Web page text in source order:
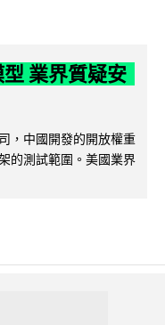
業界質疑安
，中國開發的開放權重
的測試範圍。美國業界